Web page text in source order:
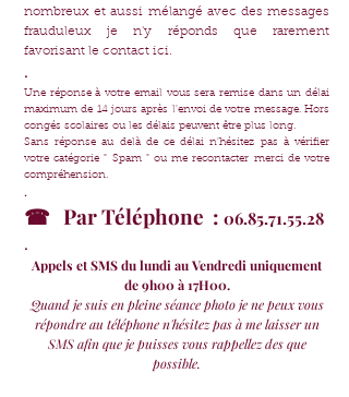
nombreux et aussi mélangé avec des messages
frauduleux je n'y réponds que rarement
favorisant le contact ici.
.
Une réponse à votre email vous sera remise dans un délai
maximum de 14 jours après l'envoi de votre message. Hors
congés scolaires ou les délais peuvent être plus long.
Sans réponse au delà de ce délai n'hésitez pas à vérifier
votre catégorie " Spam " ou me recontacter merci de votre
compréhension.
.
☎ Par Téléphone : 06.85.71.55.28
.
Appels et SMS du lundi au Vendredi uniquement
de 9h00 à 17H00.
Quand je suis en pleine séance photo je ne peux vous
répondre au téléphone n'hésitez pas à me laisser un
SMS afin que je puisses vous rappellez des que
possible.